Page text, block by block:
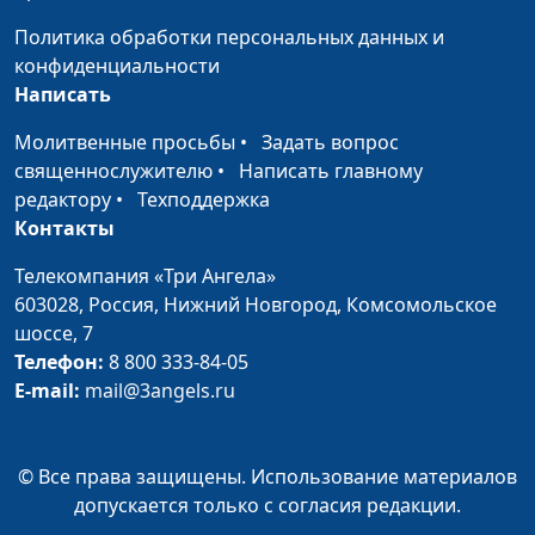
способствовать
повышению уровня
духовности россиян?
управления буддистов России,
Когда лучше читать
Священное Писание?
Леонтий Гунько, главный
редактор издательства
Что лучше — читать
или слушать Библию?
редактор издательства
Является ли
аудиоверсия Библии
библейского текста?
Политика обработки персональных данных и
конфиденциальности
Написать
Молитвенные просьбы • Задать вопрос
священнослужителю • Написать главному
редактору • Техподдержка
Контакты
Телекомпания «Три Ангела»
603028, Россия, Нижний Новгород, Комсомольское
шоссе, 7
Телефон: 8 800 333-84-05
E-mail: mail@3angels.ru
© Все права защищены. Использование материалов
допускается только с согласия редакции.